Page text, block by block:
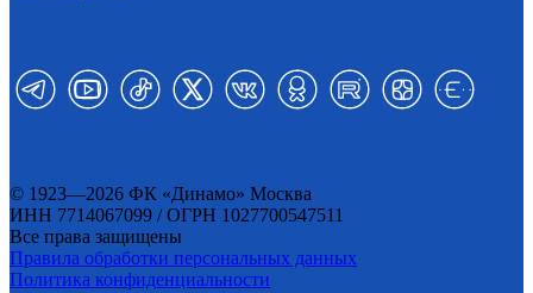
© 1923—2026 ФК «Динамо» Москва
ИНН 7714067099 / ОГРН 1027700547511
Все права защищены
Правила обработки персональных данных
Политика конфиденциальности